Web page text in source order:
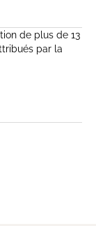
de plus de 13
par la